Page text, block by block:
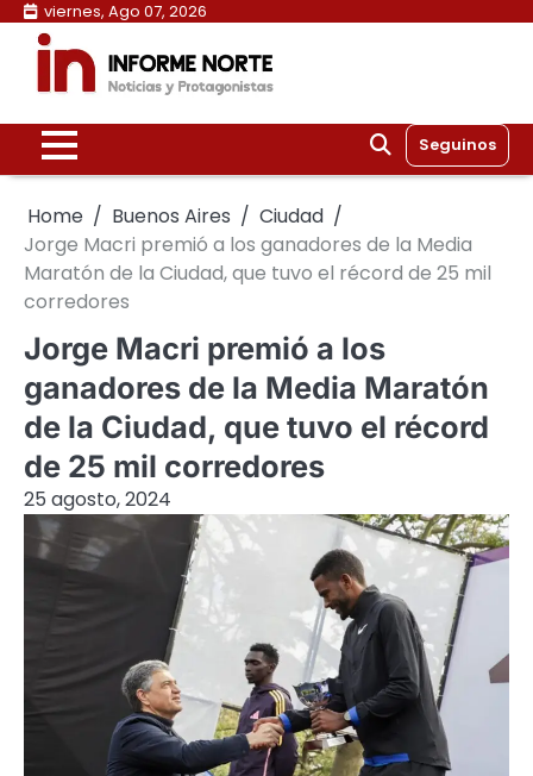
Skip
content
viernes, Ago 07, 2026
Seguinos
Home Buenos Aires
Ciudad
Jorge Macri premió a los ganadores de la Media
Maratón de la Ciudad, que tuvo el récord de 25 mil
corredores
Jorge Macri premió a los
ganadores de la Media Maratón
de la Ciudad, que tuvo el récord
de 25 mil corredores
25 agosto, 2024